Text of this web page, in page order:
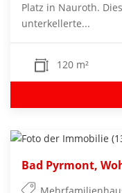
Platz in Nauroth.
unterkellerte...
120 m²
Bad Pyrmont,